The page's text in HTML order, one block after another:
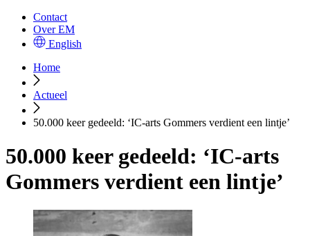
Contact
Over EM
English
Home
Actueel
50.000 keer gedeeld: ‘IC-arts Gommers verdient een lintje’
50.000 keer gedeeld: ‘IC-arts
Gommers verdient een lintje’